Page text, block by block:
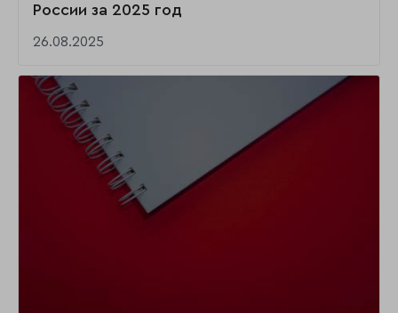
России за 2025 год
26.08.2025